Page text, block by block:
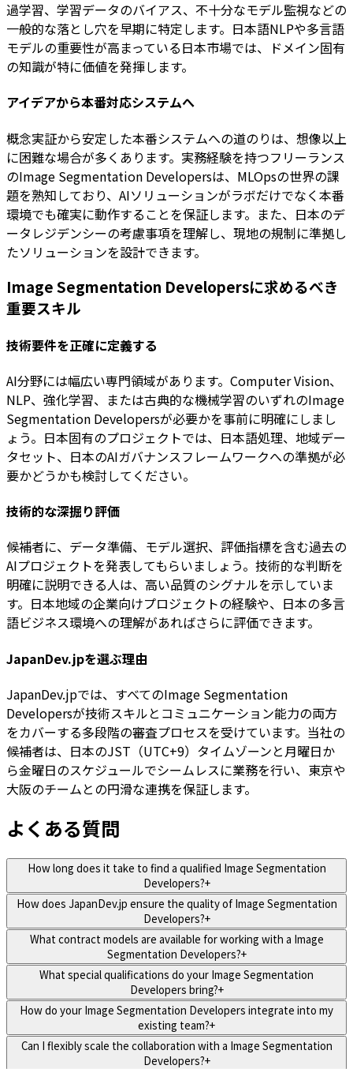
過学習、学習データのバイアス、不十分なモデル監視などの
一般的な落とし穴を早期に特定します。日本語NLPや多言語
モデルの重要性が高まっている日本市場では、ドメイン固有
の知識が特に価値を発揮します。
アイデアから本番対応システムへ
概念実証から安定した本番システムへの道のりは、想像以上
に困難な場合が多くあります。実務経験を持つフリーランス
のImage Segmentation Developersは、MLOpsの世界の課
題を熟知しており、AIソリューションがラボだけでなく本番
環境でも確実に動作することを保証します。また、日本のデ
ータレジデンシーの考慮事項を理解し、現地の規制に準拠し
たソリューションを設計できます。
Image Segmentation Developersに求めるべき
重要スキル
技術要件を正確に定義する
AI分野には幅広い専門領域があります。Computer Vision、
NLP、強化学習、または古典的な機械学習のいずれのImage
Segmentation Developersが必要かを事前に明確にしまし
ょう。日本固有のプロジェクトでは、日本語処理、地域デー
タセット、日本のAIガバナンスフレームワークへの準拠が必
要かどうかも検討してください。
技術的な深掘り評価
候補者に、データ準備、モデル選択、評価指標を含む過去の
AIプロジェクトを発表してもらいましょう。技術的な判断を
明確に説明できる人は、高い品質のシグナルを示していま
す。日本地域の企業向けプロジェクトの経験や、日本の多言
語ビジネス環境への理解があればさらに評価できます。
JapanDev.jpを選ぶ理由
JapanDev.jpでは、すべてのImage Segmentation
Developersが技術スキルとコミュニケーション能力の両方
をカバーする多段階の審査プロセスを受けています。当社の
候補者は、日本のJST（UTC+9）タイムゾーンと月曜日か
ら金曜日のスケジュールでシームレスに業務を行い、東京や
大阪のチームとの円滑な連携を保証します。
よくある質問
How long does it take to find a qualified Image Segmentation
Developers?+
How does JapanDev.jp ensure the quality of Image Segmentation
Developers?+
What contract models are available for working with a Image
Segmentation Developers?+
What special qualifications do your Image Segmentation
Developers bring?+
How do your Image Segmentation Developers integrate into my
existing team?+
Can I flexibly scale the collaboration with a Image Segmentation
Developers?+